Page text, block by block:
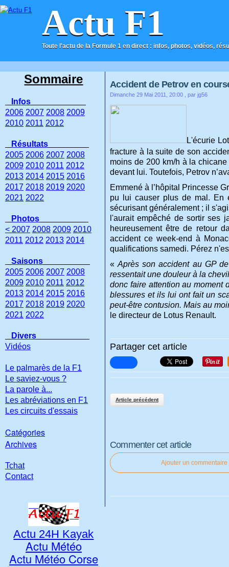
Actu F1
Toute l'actu de la Formule 1 en direct : infos, photos, vidéos,
ACCUEIL CONTACT
Accident de Petrov en
Dimanche 29 Mai 2011, 20:00 , par jg56
L'écurie
fracture à la suite de son
moins de 200 km/h à la
devant lui. Toutefois, Petrov
Emmené à l’hôpital Princesse
pu lui causer plus de mal. En
sécurisant généralement ; il
l'aurait empêché de sortir ses
heureusement être de retour
accident ce week-end à
qualifications samedi. Pérez
« Après son accident au GP
ressentait une douleur à la
donc faire attention au moment
blessures et ils lui ont fait un
peut-être contusion. Mais au
le directeur de Lotus Renault.
Partager cet article
Article précédent
Commenter cet article
Ajouter un commentaire
Sommaire
Infos
2006 2007 2008 2009
2010 2011 2012
Résultats
2005 2006 2007 2008
2009 2010 2011 2012
2013 2014 2015 2016
2017 2018 2019 2020
2021 2022
Photos
< 2007 2008 2009 2010
2011 2012 2013 2014
Saisons
2005 2006 2007 2008
2009 2010 2011 2012
2013 2014 2015 2016
2017 2018 2019 2020
2021 2022
Divers
Vidéos
Le palmarès de la F1
Le saviez-vous ?
La parole à...
Les abréviations en F1
Les circuits d'essais
Catégories
Archives
Tchat
Contact
Actu 24H Kayak
Actu Météo
Actu Météo Corse